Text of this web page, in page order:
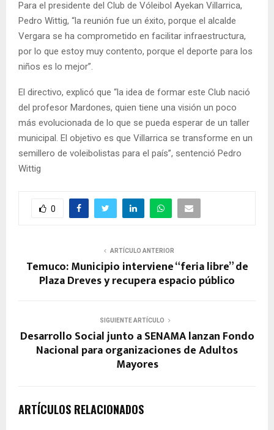
Para el presidente del Club de Vóleibol Ayekan Villarrica,
Pedro Wittig, “la reunión fue un éxito, porque el alcalde
Vergara se ha comprometido en facilitar infraestructura,
por lo que estoy muy contento, porque el deporte para los
niños es lo mejor”.
El directivo, explicó que “la idea de formar este Club nació
del profesor Mardones, quien tiene una visión un poco
más evolucionada de lo que se pueda esperar de un taller
municipal. El objetivo es que Villarrica se transforme en un
semillero de voleibolistas para el país”, sentenció Pedro
Wittig
0
ARTÍCULO ANTERIOR
Temuco: Municipio interviene “feria libre” de
Plaza Dreves y recupera espacio público
SIGUIENTE ARTÍCULO
Desarrollo Social junto a SENAMA lanzan Fondo
Nacional para organizaciones de Adultos
Mayores
ARTÍCULOS RELACIONADOS